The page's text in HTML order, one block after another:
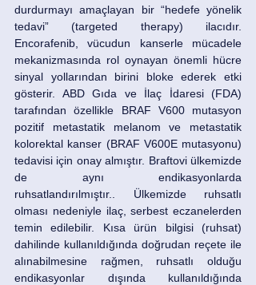
durdurmayı amaçlayan bir “hedefe yönelik
tedavi” (targeted therapy) ilacıdır.
Encorafenib, vücudun kanserle mücadele
mekanizmasında rol oynayan önemli hücre
sinyal yollarından birini bloke ederek etki
gösterir. ABD Gıda ve İlaç İdaresi (FDA)
tarafından özellikle BRAF V600 mutasyon
pozitif metastatik melanom ve metastatik
kolorektal kanser (BRAF V600E mutasyonu)
tedavisi için onay almıştır. Braftovi ülkemizde
de aynı endikasyonlarda
ruhsatlandırılmıştır.. Ülkemizde ruhsatlı
olması nedeniyle ilaç, serbest eczanelerden
temin edilebilir. Kısa ürün bilgisi (ruhsat)
dahilinde kullanıldığında doğrudan reçete ile
alınabilmesine rağmen, ruhsatlı olduğu
endikasyonlar dışında kullanıldığında